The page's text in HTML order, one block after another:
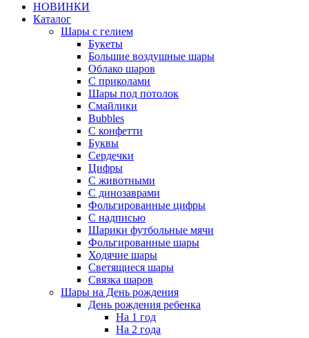
НОВИНКИ
Каталог
Шары с гелием
Букеты
Большие воздушные шары
Облако шаров
С приколами
Шары под потолок
Смайлики
Bubbles
С конфетти
Буквы
Сердечки
Цифры
С животными
С динозаврами
Фольгированные цифры
С надписью
Шарики футбольные мячи
Фольгированные шары
Ходячие шары
Светящиеся шары
Связка шаров
Шары на День рождения
День рождения ребенка
На 1 год
На 2 года